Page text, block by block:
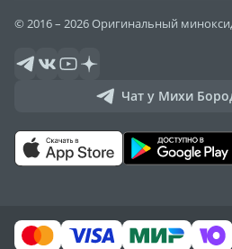
© 2016 – 2026 Оригинальный
Чат у Михи